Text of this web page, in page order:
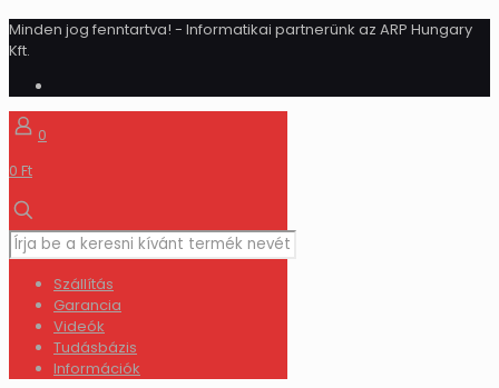
Minden jog fenntartva! - Informatikai partnerünk az ARP Hungary
Kft.
0
0 Ft
Szállítás
Garancia
Videók
Tudásbázis
Információk